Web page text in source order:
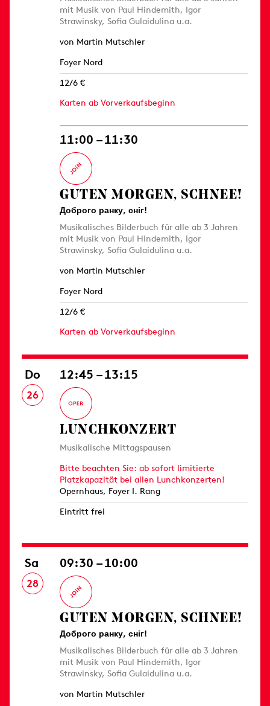
mit Musik von Paul Hindemith, Igor
Strawinsky, Sofia Gulaidulina u.a.
von Martin Mutschler
Foyer Nord
12/6 €
Karten ab Vorverkaufsbeginn
11:00 – 11:30
GUTEN MORGEN, SCHNEE!
Доброго ранку, сніг!
Musikalisches Bilderbuch für alle ab 3 Jahren
mit Musik von Paul Hindemith, Igor
Strawinsky, Sofia Gulaidulina u.a.
von Martin Mutschler
Foyer Nord
12/6 €
Karten ab Vorverkaufsbeginn
Do
26
12:45 – 13:15
LUNCHKONZERT
Musikalische Mittagspausen
Bitte beachten Sie: ab sofort limitierte
Platzkapazität bei allen Lunchkonzerten!
Opernhaus, Foyer I. Rang
Eintritt frei
Sa
28
09:30 – 10:00
GUTEN MORGEN, SCHNEE!
Доброго ранку, сніг!
Musikalisches Bilderbuch für alle ab 3 Jahren
mit Musik von Paul Hindemith, Igor
Strawinsky, Sofia Gulaidulina u.a.
von Martin Mutschler